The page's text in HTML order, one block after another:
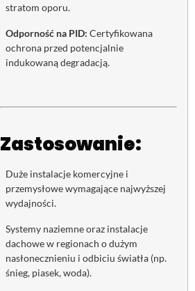
stratom oporu.
Odporność na PID: Certyfikowana
ochrona przed potencjalnie
indukowaną degradacją.
Zastosowanie:
Duże instalacje komercyjne i
przemysłowe wymagające najwyższej
wydajności.
Systemy naziemne oraz instalacje
dachowe w regionach o dużym
nasłonecznieniu i odbiciu światła (np.
śnieg, piasek, woda).